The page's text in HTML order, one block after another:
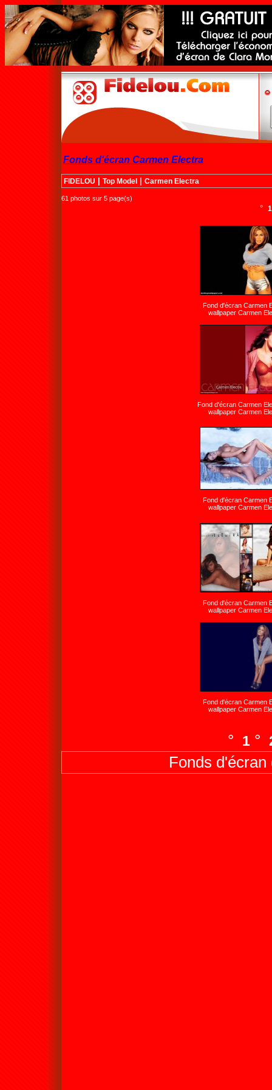
Fonds d'écran Carmen Electra
FIDELOU Top Model Carmen Electra
61 photos sur 5 page(s)
° 1
Fond d'écran Carmen
wallpaper Carmen
Fond d'écran Carmen
wallpaper Carmen
Fond d'écran Carmen
wallpaper Carmen
Fond d'écran Carmen
wallpaper Carmen
Fond d'écran Carmen
wallpaper Carmen
° 1 °
Fonds